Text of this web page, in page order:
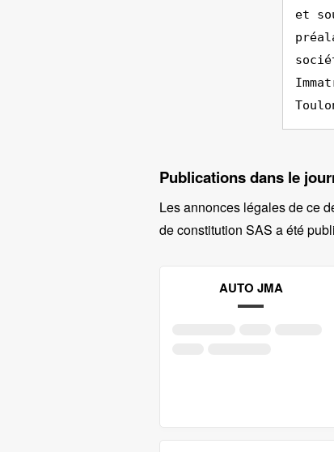
et
Publications dans le
Les annonces légales de ce
de constitution SAS a été
AUTO JMA